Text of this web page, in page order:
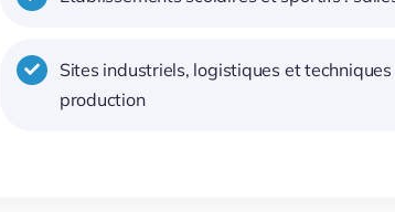
Sites industriels, logistiques et
production